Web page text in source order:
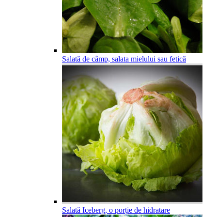
Salată de câmp, salata mielului sau fetică
Salată Iceberg, o porție de hidratare